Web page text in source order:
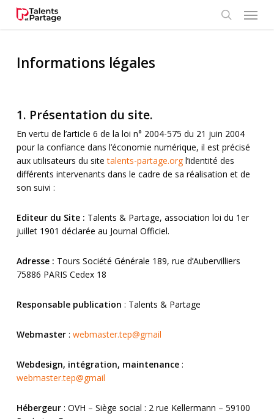
Menu
Informations légales
1. Présentation du site.
En vertu de l’article 6 de la loi n° 2004-575 du 21 juin 2004
pour la confiance dans l’économie numérique, il est précisé
aux utilisateurs du sitetalents-partage.orgl’identité des
différents intervenants dans le cadre de sa réalisation et de
son suivi :
Editeur du Site : Talents & Partage, association loi du 1er
juillet 1901 déclarée au Journal Officiel.
Adresse : Tours Société Générale 189, rue d’Aubervilliers
75886 PARIS Cedex 18
Responsable publication : Talents & Partage
Webmaster: webmaster.tep@gmail
Webdesign, intégration, maintenance:
webmaster.tep@gmail
Hébergeur: OVH – Siège social : 2 rue Kellermann – 59100